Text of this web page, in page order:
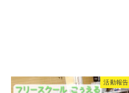
活動報告